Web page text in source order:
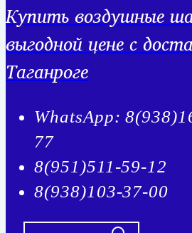
Купить воздушные
выгодной цене с
Таганроге
WhatsApp:
77
8(951)511-59-12
8(938)103-37-00